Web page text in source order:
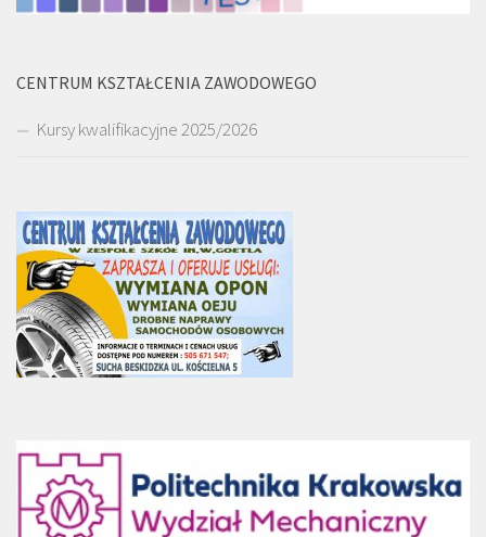
CENTRUM KSZTAŁCENIA ZAWODOWEGO
Kursy kwalifikacyjne 2025/2026